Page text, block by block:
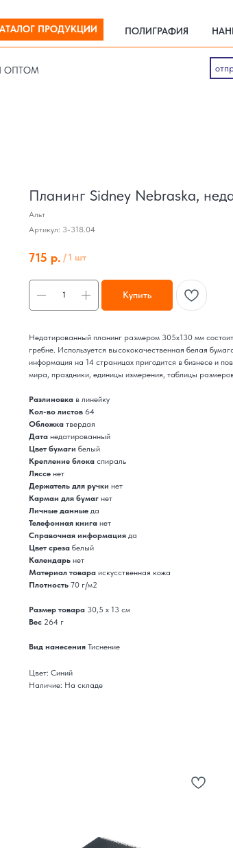
ПРОДУКЦИИ
ПОЛИГРАФИЯ
ПРОДУКЦИИ
ОПТОМ
Планинг Sidney Nebraska,
Альт
Артикул: 3-318.04
715 р. /1 шт
Купить
Недатированный планинг размером 305х130 мм
гребне. Используется высококачественная белая
информация на 14 страницах пригодится в бизнесе и
мира, праздники, единицы измерения, таблицы
Разлиновка в линейку
Кол-во листов 64
Обложка твердая
Дата недатированный
Цвет бумаги белый
Крепление блока спираль
Ляссе нет
Держатель для ручки нет
Карман для бумаг нет
Личные данные да
Телефонная книга нет
Справочная информация да
Цвет среза белый
Календарь нет
Материал товара искусственная кожа
Плотность 70 г/м2
Размер товара 30,5 х 13 см
Вес 264 г
Вид нанесения Тиснение
Цвет: Синий
Наличие: На складе